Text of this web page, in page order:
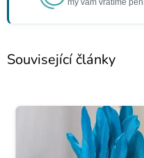
Související články